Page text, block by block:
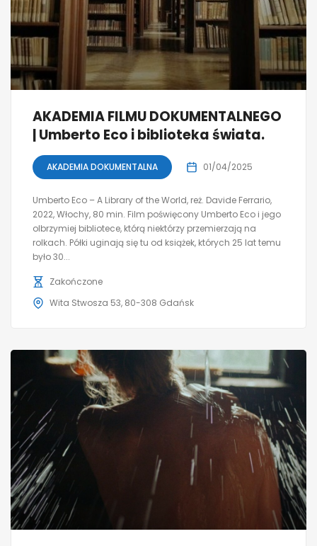
AKADEMIA FILMU DOKUMENTALNEGO
| Umberto Eco i biblioteka świata.
AKADEMIA DOKUMENTALNA 01/04/2025
Umberto Eco – A Library of the World, reż. Davide Ferrario,
2022, Włochy, 80 min. Film poświęcony Umberto Eco i jego
olbrzymiej bibliotece, którą niektórzy przemierzają na
rolkach. Półki uginają się tu od książek, których 25 lat temu
było 30...
Zakończone
Wita Stwosza 53, 80-308 Gdańsk